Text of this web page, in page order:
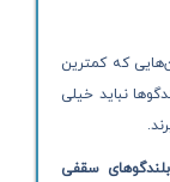
که کمترین
نباید خیلی
بلندگوهای سقفی